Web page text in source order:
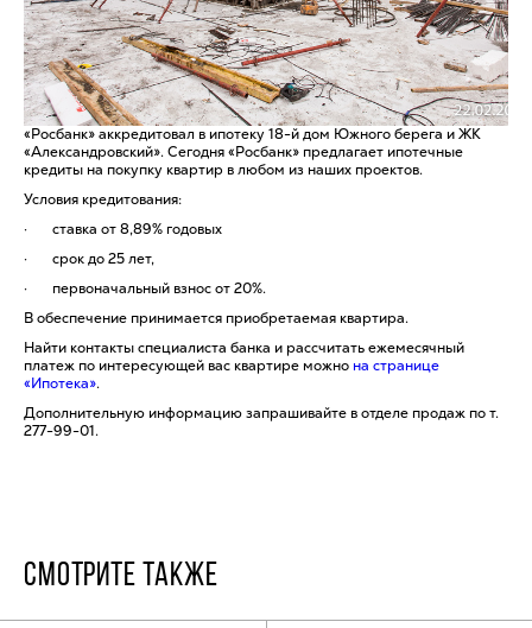
«Росбанк» аккредитовал в ипотеку 18-й дом Южного берега и ЖК
«Александровский». Сегодня «Росбанк» предлагает ипотечные
кредиты на покупку квартир в любом из наших проектов.
Условия кредитования:
· ставка от 8,89% годовых
· срок до 25 лет,
· первоначальный взнос от 20%.
В обеспечение принимается приобретаемая квартира.
Найти контакты специалиста банка и рассчитать ежемесячный
платеж по интересующей вас квартире можно на странице
«Ипотека».
Дополнительную информацию запрашивайте в отделе продаж по т.
277-99-01.
СМОТРИТЕ ТАКЖЕ